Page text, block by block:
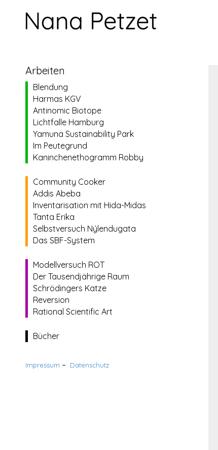
Arbeiten
Blendung
Harmas KGV
Antinomic Biotope
Lichtfalle Hamburg
Yamuna Sustainability Park
Im Peutegrund
Kaninchenethogramm Robby
Community Cooker
Addis Abeba
Inventarisation mit Hida-Midas
Tanta Erika
Selbstversuch Nýlendugata
Das SBF-System
Modellversuch ROT
Der Tausendjährige Raum
Schrödingers Katze
Reversion
Rational Scientific Art
Bücher
Impressum – Datenschutz